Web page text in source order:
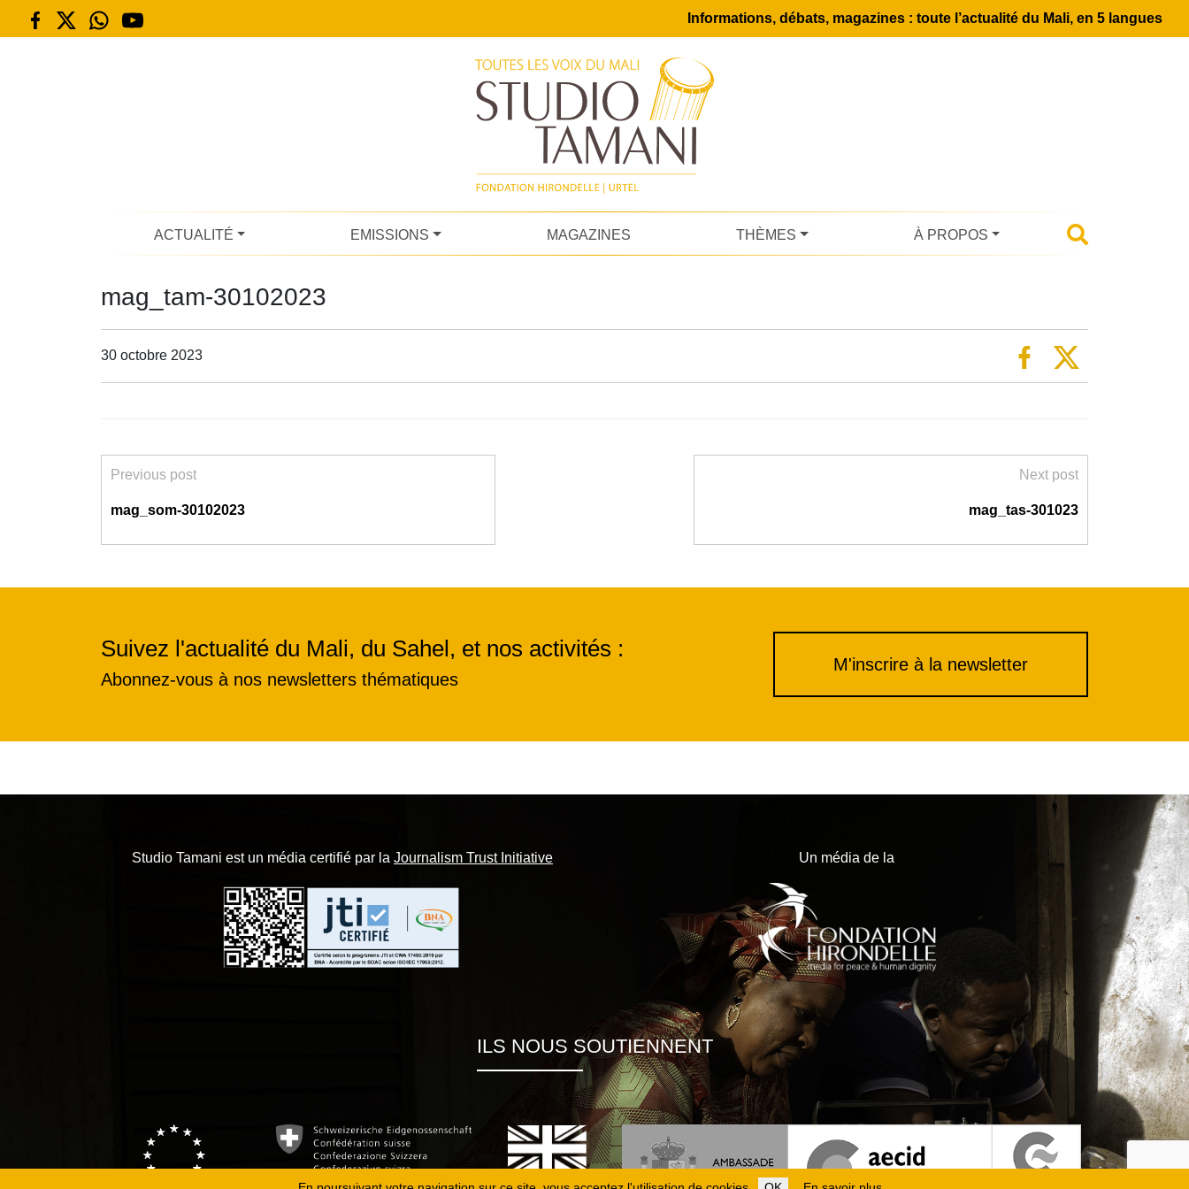
Informations, débats, magazines : toute l’actualité du Mali, en 5 langues
ACTUALITÉ EMISSIONS MAGAZINES THÈMES À PROPOS
mag_tam-30102023
30 octobre 2023
Previous post
mag_som-30102023
Next post
mag_tas-301023
Suivez l'actualité du Mali, du Sahel, et nos activités :
Abonnez-vous à nos newsletters thématiques
M'inscrire à la newsletter
Studio Tamani est un média certifié par la Journalism Trust Initiative Un média de la
ILS NOUS SOUTIENNENT